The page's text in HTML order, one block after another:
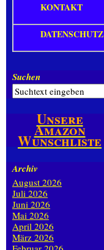
KONTAKT
DATENSCHUTZ
Suchen
Unsere
Amazon
Wunschliste
Archiv
August 2026
Juli 2026
Juni 2026
Mai 2026
April 2026
März 2026